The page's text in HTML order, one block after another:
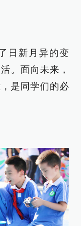
日新月异的变
。面向未来，
是同学们的必